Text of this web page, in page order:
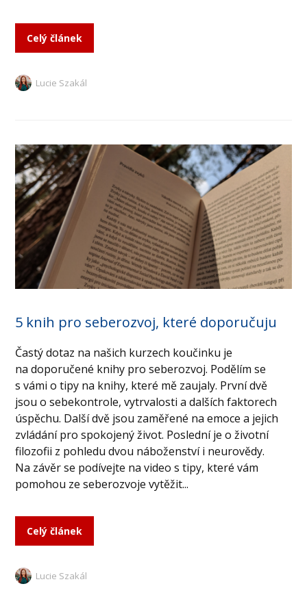
Celý článek
Lucie Szakál
5 knih pro seberozvoj, které doporučuju
Častý dotaz na našich kurzech koučinku je
na doporučené knihy pro seberozvoj. Podělím se
s vámi o tipy na knihy, které mě zaujaly. První dvě
jsou o sebekontrole, vytrvalosti a dalších faktorech
úspěchu. Další dvě jsou zaměřené na emoce a jejich
zvládání pro spokojený život. Poslední je o životní
filozofii z pohledu dvou náboženství i neurovědy.
Na závěr se podívejte na video s tipy, které vám
pomohou ze seberozvoje vytěžit...
Celý článek
Lucie Szakál